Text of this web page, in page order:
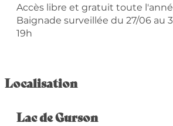
Accès libre et gratuit toute
Baignade surveillée du 27/06 au
19h
Localisation
Lac de Gurson